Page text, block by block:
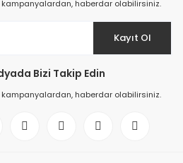
kampanyalardan, haberdar olabilirsiniz.
Kayıt Ol
Bizi Takip Edin
kampanyalardan, haberdar olabilirsiniz.